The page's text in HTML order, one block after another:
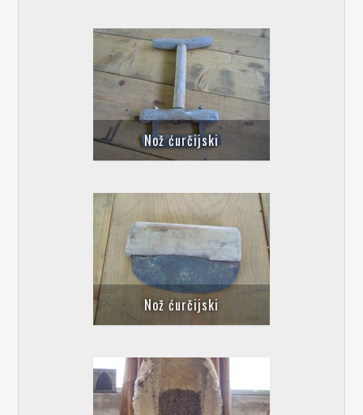
Nož ćurčijski
Nož ćurčijski